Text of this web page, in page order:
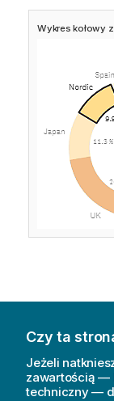
Wykres kołowy
Czy ta
Jeżeli
zawartością —
techniczny —